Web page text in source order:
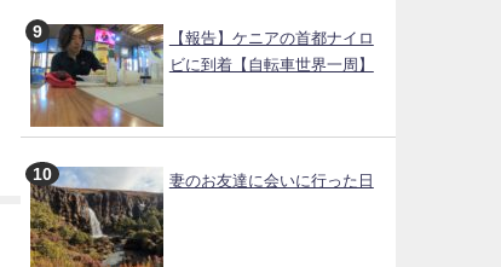
【報告】ケニアの首都ナイロ
ビに到着【自転車世界一周】
妻のお友達に会いに行った日